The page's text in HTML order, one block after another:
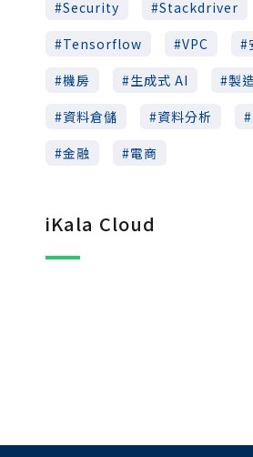
Security
Stackdriver
Tensorflow
VPC
機房
生成式 AI
製
資料倉儲
資料分析
金融
電商
iKala Cloud